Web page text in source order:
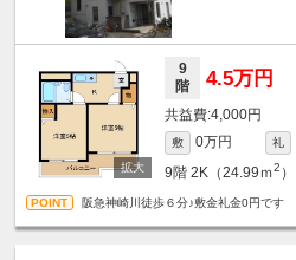
9
階
4.5万円
4,000円
敷 0万円 礼
9階 2K（24.99ｍ2 ）
阪急神崎川徒歩６分♪敷金礼金0円です